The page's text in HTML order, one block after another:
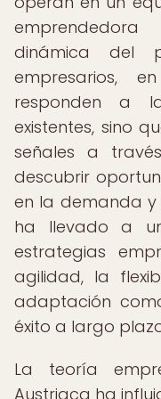
dinámica del
empresarios,
responden a
existentes, sino
señales a
descubrir
en la demanda y
ha llevado a
estrategias
agilidad, la
adaptación
éxito a largo
La teoría
Austriaca ha